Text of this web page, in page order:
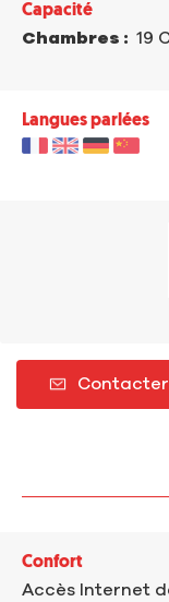
Capacité
Chambres : 19
Langues parlées
Contacter
Confort
Accès Internet